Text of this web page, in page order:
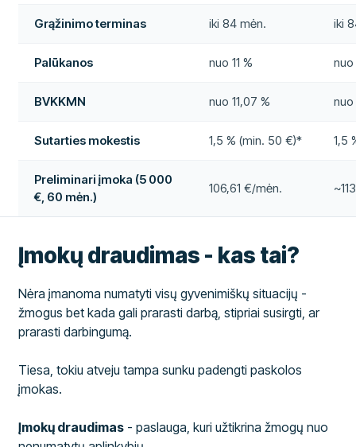
Grąžinimo terminas iki 84 mėn. iki
Palūkanos nuo 11 % nuo
BVKKMN nuo 11,07 % nuo
Sutarties mokestis 1,5 % (min. 50 €)* 1,5
Preliminari įmoka (5 000
€, 60 mėn.)
106,61 €/mėn.
Įmokų draudimas - kas tai?
Nėra įmanoma numatyti visų gyvenimiškų situacijų -
žmogus bet kada gali prarasti darbą, stipriai susirgti, ar
prarasti darbingumą.
Tiesa, tokiu atveju tampa sunku padengti paskolos
įmokas.
Įmokų draudimas - paslauga, kuri užtikrina žmogų nuo